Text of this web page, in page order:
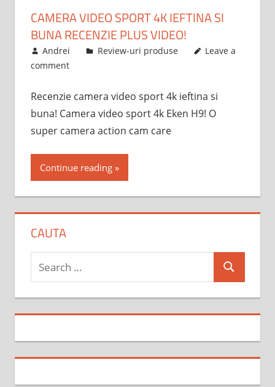
CAMERA VIDEO SPORT 4K IEFTINA SI
BUNA RECENZIE PLUS VIDEO!
April 11, 2017
Andrei Review-uri produse
Leave a
comment
Recenzie camera video sport 4k ieftina si
buna! Camera video sport 4k Eken H9! O
super camera action cam care
Continue reading
CAUTA
Search